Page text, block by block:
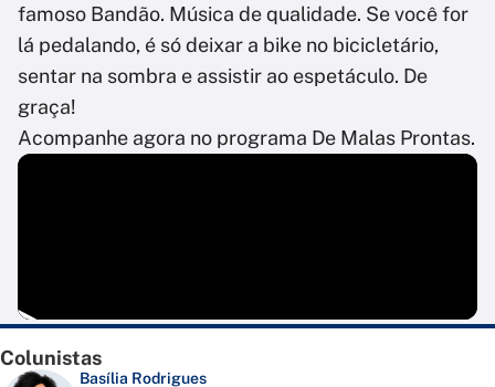
famoso Bandão. Música de qualidade. Se você for
lá pedalando, é só deixar a bike no bicicletário,
sentar na sombra e assistir ao espetáculo. De
graça!
Acompanhe agora no programa De Malas Prontas.
Colunistas
Basília Rodrigues